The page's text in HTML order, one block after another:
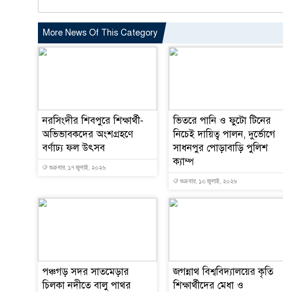
More News Of This Category
নরসিংদীর শিবপুরে শিক্ষার্থী-
অভিভাবকদের অংশগ্রহণে
বর্ণাঢ্য ফল উৎসব
শুক্রবার, ১৭ জুলাই, ২০২৬
ভিতরে পানি ও ফুটো টিনের
নিচেই দায়িত্ব পালন, দুর্ভোগে
সাধনপুর পোড়াবাড়ি পুলিশ
ক্যাম্প
শুক্রবার, ১০ জুলাই, ২০২৬
পঞ্চগড় সদর সাতমেড়ার
চিলকা নদীতে বালু পাথর
জগন্নাথ বিশ্ববিদ্যালয়ের কৃতি
শিক্ষার্থীদের মেধা ও